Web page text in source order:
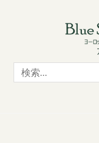
検
索: